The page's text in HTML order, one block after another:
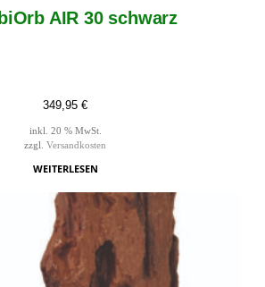
biOrb AIR 30 schwarz
349,95 €
inkl. 20 % MwSt.
zzgl. Versandkosten
WEITERLESEN